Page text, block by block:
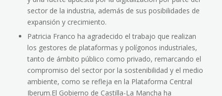
sector de la industria, además de sus posibilidades de
expansión y crecimiento.
Patricia Franco ha agradecido el trabajo que realizan
los gestores de plataformas y polígonos industriales,
tanto de ámbito público como privado, remarcando el
compromiso del sector por la sostenibilidad y el medio
ambiente, como se refleja en la Plataforma Central
Iberum.El Gobierno de Castilla-La Mancha ha